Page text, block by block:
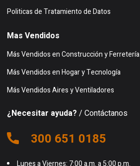
Politicas de Tratamiento de Datos
Mas Vendidos
Más Vendidos en Construcción y Ferretería
Más Vendidos en Hogar y Tecnología
Más Vendidos Aires y Ventiladores
¿Necesitar ayuda? / Contáctanos
300 651 0185
Lunes a Viernes: 7:00 a.m. a 5:00 p.m.